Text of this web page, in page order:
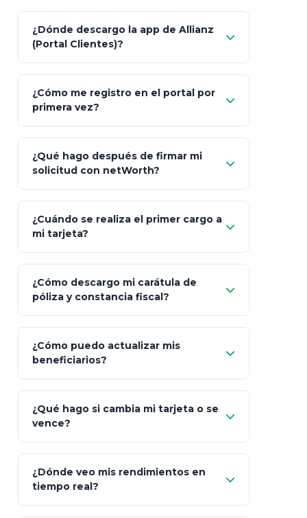
Característica netWorth (Certificado)
Fiscalidad Estrategia Art. 151 / 93
¿Dónde descargo la app de Allianz
(Portal Clientes)?
Client"
App Store (iOS) Google Play
¿Cómo me registro en el portal por
primera vez?
Bienvenida
"¿Aún no tienes cuenta?
Regístrate"
¿Qué hago después de firmar mi
solicitud con netWorth?
¿Cuándo se realiza el primer cargo a
mi tarjeta?
¿Cómo descargo mi carátula de
póliza y constancia fiscal?
"Mis Pólizas" > "Documentos"
¿Cómo puedo actualizar mis
beneficiarios?
¿Qué hago si cambia mi tarjeta o se
vence?
"Link
de Cobro Seguro"
¿Dónde veo mis rendimientos en
tiempo real?